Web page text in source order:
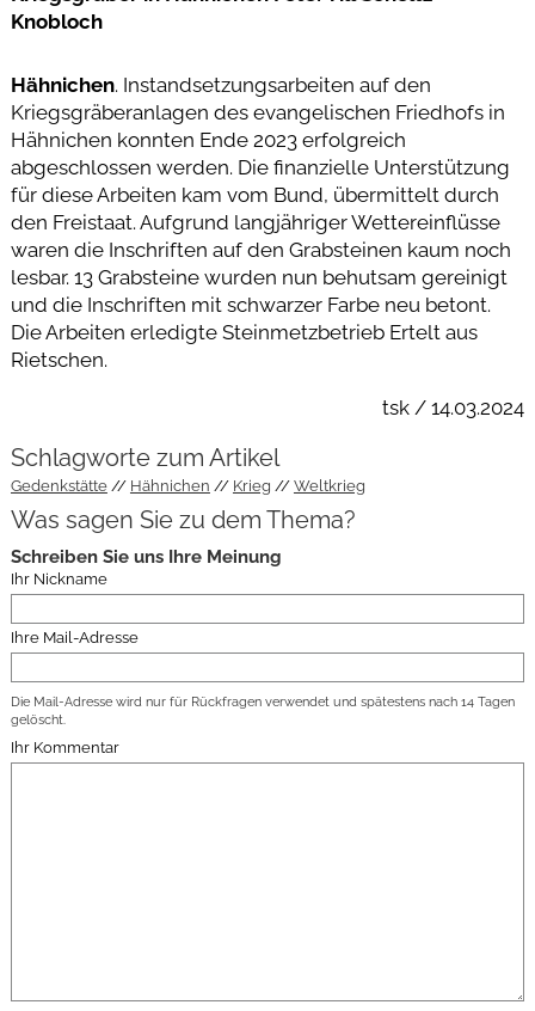
Knobloch
Hähnichen. Instandsetzungsarbeiten auf den
Kriegsgräberanlagen des evangelischen Friedhofs in
Hähnichen konnten Ende 2023 erfolgreich
abgeschlossen werden. Die finanzielle Unterstützung
für diese Arbeiten kam vom Bund, übermittelt durch
den Freistaat. Aufgrund langjähriger Wettereinflüsse
waren die Inschriften auf den Grabsteinen kaum noch
lesbar. 13 Grabsteine wurden nun behutsam gereinigt
und die Inschriften mit schwarzer Farbe neu betont.
Die Arbeiten erledigte Steinmetzbetrieb Ertelt aus
Rietschen.
tsk / 14.03.2024
Schlagworte zum Artikel
Gedenkstätte Hähnichen Krieg Weltkrieg
Was sagen Sie zu dem Thema?
Schreiben Sie uns Ihre Meinung
Ihr Nickname
Ihre Mail-Adresse
Die Mail-Adresse wird nur für Rückfragen verwendet und spätestens nach 14 Tagen
gelöscht.
Ihr Kommentar